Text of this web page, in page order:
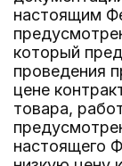
настоящим
который
проведения
цене
товара,
настоящего